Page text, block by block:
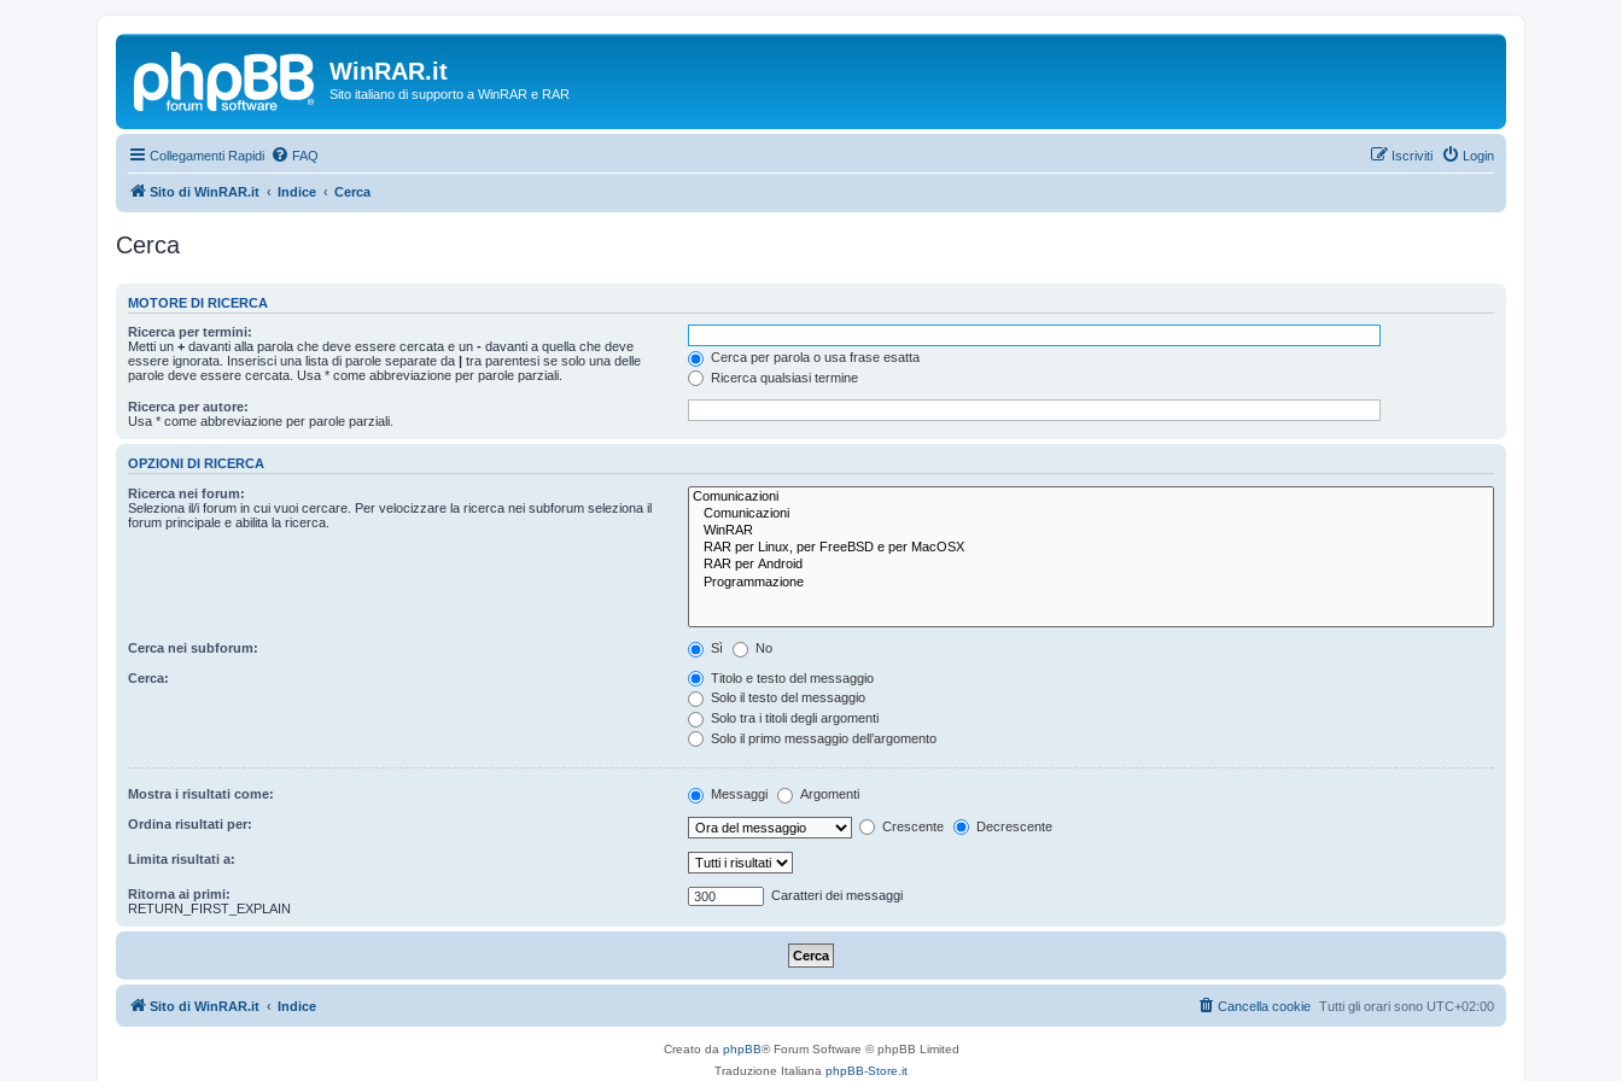
WinRAR.it
Sito italiano di supporto a WinRAR e RAR
Collegamenti Rapidi FAQ Login
Iscriviti
Sito di WinRAR.it Indice Cerca
Cerca
MOTORE DI RICERCA
Ricerca per termini:
Metti un + davanti alla parola che deve essere cercata e un - davanti a quella che deve
essere ignorata. Inserisci una lista di parole separate da | tra parentesi se solo una delle
parole deve essere cercata. Usa * come abbreviazione per parole parziali.
Cerca per parola o usa frase esatta
Ricerca qualsiasi termine
Ricerca per autore:
Usa * come abbreviazione per parole parziali.
OPZIONI DI RICERCA
Ricerca nei forum:
Seleziona il/i forum in cui vuoi cercare. Per velocizzare la ricerca nei subforum seleziona il
forum principale e abilita la ricerca.
Cerca nei subforum: Sì No
Cerca:
Titolo e testo del messaggio
Solo il testo del messaggio
Solo tra i titoli degli argomenti
Solo il primo messaggio dell’argomento
Mostra i risultati come: Messaggi Argomenti
Ordina risultati per: Crescente Decrescente
Limita risultati a:
Ritorna ai primi:
RETURN_FIRST_EXPLAIN
Caratteri dei messaggi
Sito di WinRAR.it Indice Tutti gli orari sono UTC+02:00
Cancella cookie
Creato da phpBB® Forum Software © phpBB Limited
Traduzione Italiana phpBB-Store.it